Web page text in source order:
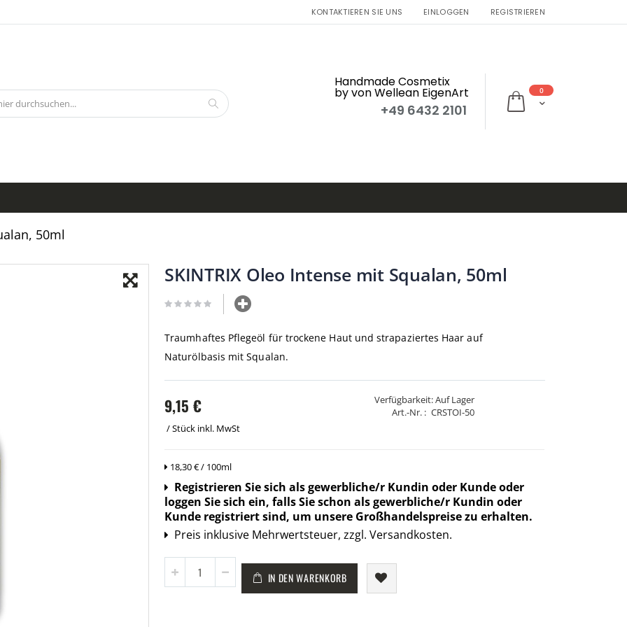
KONTAKTIEREN SIE UNS EINLOGGEN REGISTRIEREN
Mein Warenkorb
0
Handmade Cosmetix
by von Wellean EigenArt
+49 6432 2101
50ml
SKINTRIX Oleo Intense mit Squalan, 50ml
Traumhaftes Pflegeöl für trockene Haut und strapaziertes Haar auf
Naturölbasis mit Squalan.
9,15 €
/ Stück inkl. MwSt
Verfügbarkeit:Auf Lager
Art.-Nr.
CRSTOI-50
18,30 € / 100ml
Login
info:
Registrieren Sie sich als gewerbliche/r Kundin oder Kunde oder
loggen Sie sich ein, falls Sie schon als gewerbliche/r Kundin oder
Kunde registriert sind, um unsere Großhandelspreise zu erhalten.
Preisangabe:
Preis inklusive Mehrwertsteuer, zzgl. Versandkosten.
IN DEN WARENKORB